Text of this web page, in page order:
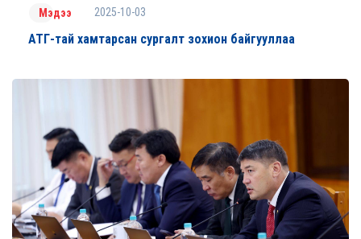
Мэдээ 2025-10-03
АТГ-тай хамтарсан сургалт зохион байгууллаа